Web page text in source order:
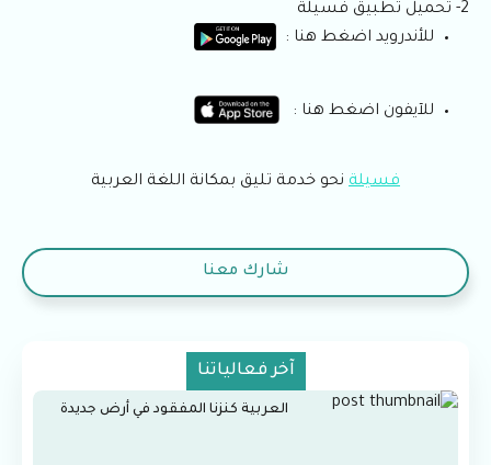
2- تحميل تطبيق فسيلة
للأندرويد اضغط هنا :
للآيفون اضغط هنا :
فسيلة نحو خدمة تليق بمكانة اللغة العربية
شارك معنا
آخر فعالياتنا
العربية كنزنا المفقود في أرض جديدة